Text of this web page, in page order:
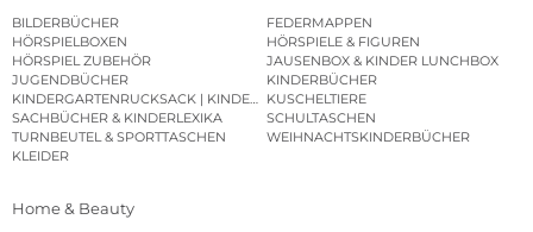
BILDERBÜCHER
FEDERMAPPEN
HÖRSPIELBOXEN
HÖRSPIELE & FIGUREN
HÖRSPIEL ZUBEHÖR
JAUSENBOX & KINDER LUNCHBOX
JUGENDBÜCHER
KINDERBÜCHER
KINDERGARTENRUCKSACK | KINDERGARTENBEUTEL
KUSCHELTIERE
SACHBÜCHER & KINDERLEXIKA
SCHULTASCHEN
TURNBEUTEL & SPORTTASCHEN
WEIHNACHTSKINDERBÜCHER
KLEIDER
Home & Beauty